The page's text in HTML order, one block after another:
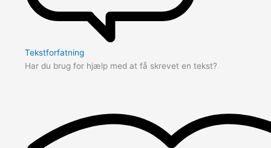
Tekstforfatning
Har du brug for hjælp med at få skrevet en tekst?